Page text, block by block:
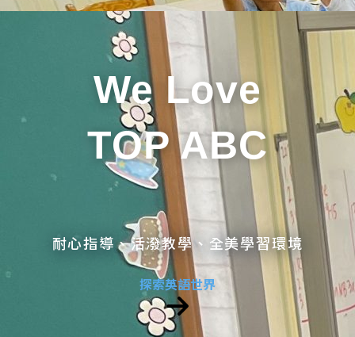
We Love
TOP ABC
耐心指導、活潑教學、全美學習環境
探索英語世界